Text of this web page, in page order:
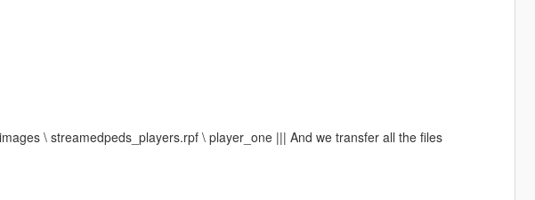
\ streamedpeds_players.rpf \ player_one ||| And we transfer all the files